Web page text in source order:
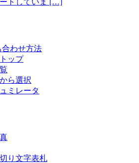
トしていま […]
わせ方法
ップ
ら選択
ミレータ
り文字表札